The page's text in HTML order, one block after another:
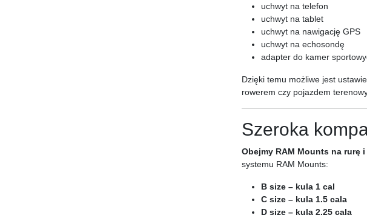
uchwyt na telefon
uchwyt na tablet
uchwyt na nawigację GPS
uchwyt na echosondę
adapter do kamer
Dzięki temu możliwe jest
rowerem czy pojazdem
Szeroka
Obejmy RAM Mounts na rurę
systemu RAM Mounts:
B size – kula 1 cal
C size – kula 1.5 cala
D size – kula 2.25 cala